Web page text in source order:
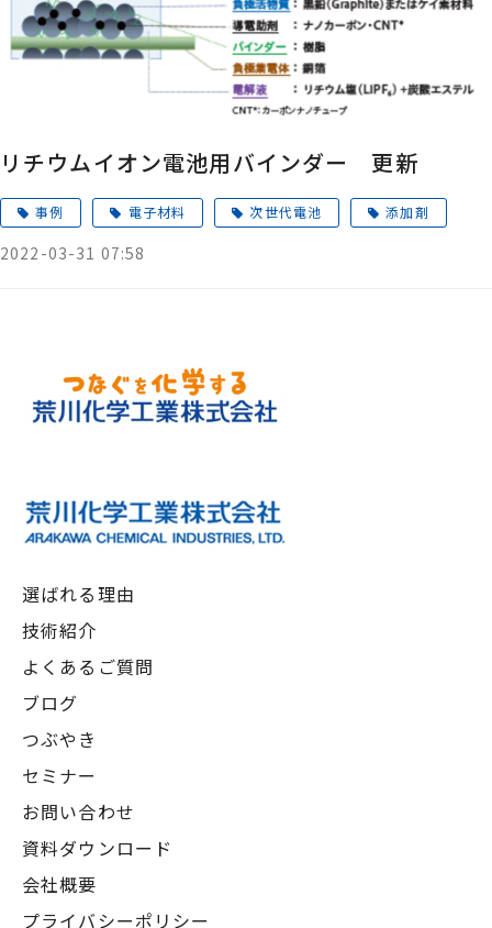
リチウムイオン電池用バインダー 更新
事例 電子材料 次世代電池 添加剤
2022-03-31 07:58
選ばれる理由
技術紹介
よくあるご質問
ブログ
つぶやき
セミナー
お問い合わせ
資料ダウンロード
会社概要
プライバシーポリシー